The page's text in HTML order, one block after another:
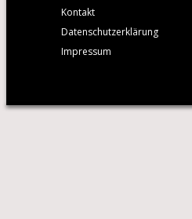
Kontakt
Datenschutzerklärung
Impressum